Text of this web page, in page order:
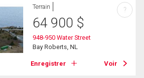
Terrain
64 900 $
948-950 Water Street
Bay Roberts, NL
Enregistrer Voir
?